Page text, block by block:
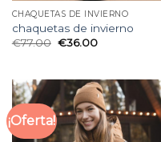
CHAQUETAS DE INVIERNO
chaquetas de invierno
€77.00 €36.00
¡Oferta!